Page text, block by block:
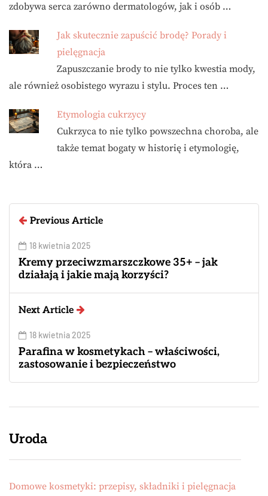
zdobywa serca zarówno dermatologów, jak i osób …
Jak skutecznie zapuścić brodę? Porady i
pielęgnacja
Zapuszczanie brody to nie tylko kwestia mody,
ale również osobistego wyrazu i stylu. Proces ten …
Etymologia cukrzycy
Cukrzyca to nie tylko powszechna choroba, ale
także temat bogaty w historię i etymologię,
która …
Previous Article
18 kwietnia 2025
Kremy przeciwzmarszczkowe 35+ – jak
działają i jakie mają korzyści?
Next Article
18 kwietnia 2025
Parafina w kosmetykach – właściwości,
zastosowanie i bezpieczeństwo
Uroda
Domowe kosmetyki: przepisy, składniki i pielęgnacja